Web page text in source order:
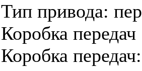
Тип привода:
Коробка передач
Коробка